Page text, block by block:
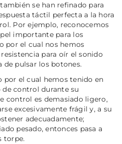
se han refinado para
táctil perfecta a la hora
Por ejemplo, reconocemos
importante para los
por el cual nos hemos
para oír el sonido
de pulsar los botones.
por el cual hemos tenido en
control durante su
control es demasiado ligero,
excesivamente frágil y, a su
adecuadamente;
pesado, entonces pasa a
torpe.